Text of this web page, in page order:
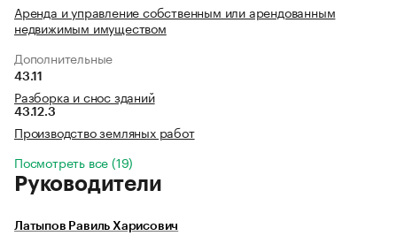
Аренда и управление собственным или арендованным
недвижимым имуществом
Дополнительные
43.11
Разборка и снос зданий
43.12.3
Производство земляных работ
Посмотреть все (19)
Руководители
Латыпов Равиль Харисович